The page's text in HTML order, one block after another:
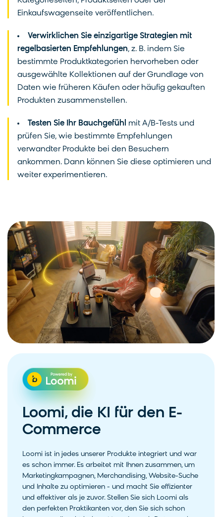
Einkaufswagenseite veröffentlichen.
Verwirklichen Sie einzigartige Strategien mit
regelbasierten Empfehlungen, z. B. indem Sie
bestimmte Produktkategorien hervorheben oder
ausgewählte Kollektionen auf der Grundlage von
Daten wie früheren Käufen oder häufig gekauften
Produkten zusammenstellen.
Testen Sie Ihr Bauchgefühl
mit A/B-Tests und
prüfen Sie, wie bestimmte Empfehlungen
verwandter Produkte bei den Besuchern
ankommen. Dann können Sie diese optimieren und
weiter experimentieren.
Loomi, die KI für den E-
Commerce
Loomi ist in jedes unserer Produkte integriert und war
es schon immer. Es arbeitet mit Ihnen zusammen, um
Marketingkampagnen, Merchandising, Website-Suche
und Inhalte zu optimieren - und macht Sie effizienter
und effektiver als je zuvor. Stellen Sie sich Loomi als
den perfekten Praktikanten vor, den Sie sich schon